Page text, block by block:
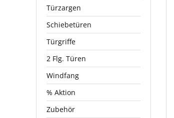
Türzargen
Schiebetüren
Türgriffe
2 Flg. Türen
Windfang
% Aktion
Zubehör